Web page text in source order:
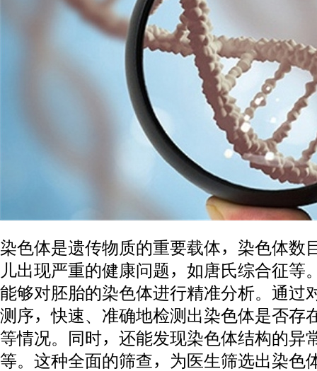
染色体是遗传物质的重要载体，染色体数
儿出现严重的健康问题，如唐氏综合征等
能够对胚胎的染色体进行精准分析。通过
测序，快速、准确地检测出染色体是否存
等情况。同时，还能发现染色体结构的异
等。这种全面的筛查，为医生筛选出染色